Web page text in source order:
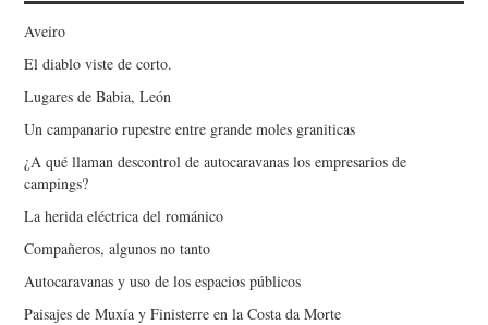
Aveiro
El diablo viste de corto.
Lugares de Babia, León
Un campanario rupestre entre grande moles graniticas
¿A qué llaman descontrol de autocaravanas los empresarios de
campings?
La herida eléctrica del románico
Compañeros, algunos no tanto
Autocaravanas y uso de los espacios públicos
Paisajes de Muxía y Finisterre en la Costa da Morte